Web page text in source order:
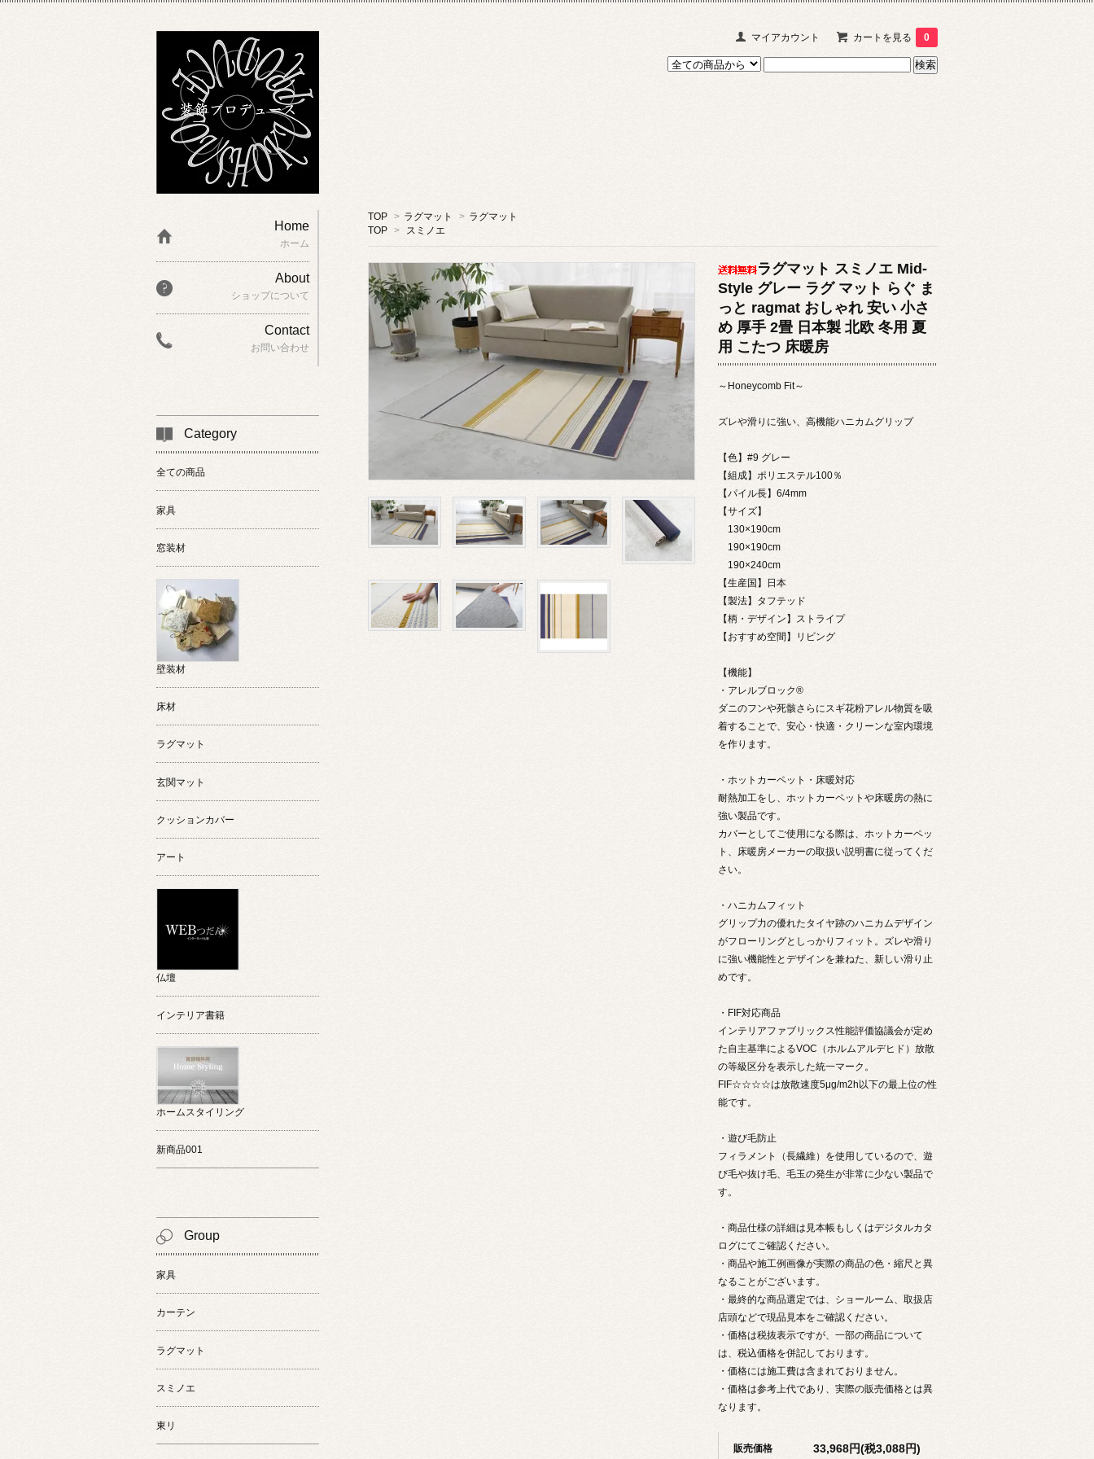
マイアカウント カートを見る 0
TOP > ラグマット > ラグマット
TOP > スミノエ
ラグマット スミノエ Mid-
Style グレー ラグ マット らぐ ま
っと ragmat おしゃれ 安い 小さ
め 厚手 2畳 日本製 北欧 冬用 夏
用 こたつ 床暖房
～Honeycomb Fit～
ズレや滑りに強い、高機能ハニカムグリップ
【色】#9 グレー
【組成】ポリエステル100％
【パイル長】6/4mm
【サイズ】
130×190cm
190×190cm
190×240cm
【生産国】日本
【製法】タフテッド
【柄・デザイン】ストライプ
【おすすめ空間】リビング
【機能】
・アレルブロック®
ダニのフンや死骸さらにスギ花粉アレル物質を吸
着することで、安心・快適・クリーンな室内環境
を作ります。
・ホットカーペット・床暖対応
耐熱加工をし、ホットカーペットや床暖房の熱に
強い製品です。
カバーとしてご使用になる際は、ホットカーペッ
ト、床暖房メーカーの取扱い説明書に従ってくだ
さい。
・ハニカムフィット
グリップ力の優れたタイヤ跡のハニカムデザイン
がフローリングとしっかりフィット。ズレや滑り
に強い機能性とデザインを兼ねた、新しい滑り止
めです。
・FIF対応商品
インテリアファブリックス性能評価協議会が定め
た自主基準によるVOC（ホルムアルデヒド）放散
の等級区分を表示した統一マーク。
FIF☆☆☆☆は放散速度5μg/m2h以下の最上位の性
能です。
・遊び毛防止
フィラメント（長繊維）を使用しているので、遊
び毛や抜け毛、毛玉の発生が非常に少ない製品で
す。
・商品仕様の詳細は見本帳もしくはデジタルカタ
ログにてご確認ください。
・商品や施工例画像が実際の商品の色・縮尺と異
なることがございます。
・最終的な商品選定では、ショールーム、取扱店
店頭などで現品見本をご確認ください。
・価格は税抜表示ですが、一部の商品について
は、税込価格を併記しております。
・価格には施工費は含まれておりません。
・価格は参考上代であり、実際の販売価格とは異
なります。
販売価格 33,968円(税3,088円)
Home
ホーム
About
ショップについて
Contact
お問い合わせ
Category
全ての商品
家具
窓装材
壁装材
床材
ラグマット
玄関マット
クッションカバー
アート
仏壇
インテリア書籍
ホームスタイリング
新商品001
Group
家具
カーテン
ラグマット
スミノエ
東リ